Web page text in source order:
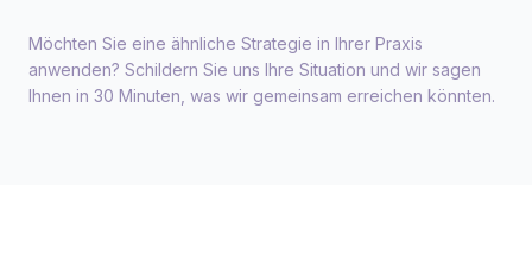
Möchten Sie eine ähnliche Strategie in Ihrer Praxis
anwenden? Schildern Sie uns Ihre Situation und wir sagen
Ihnen in 30 Minuten, was wir gemeinsam erreichen könnten.